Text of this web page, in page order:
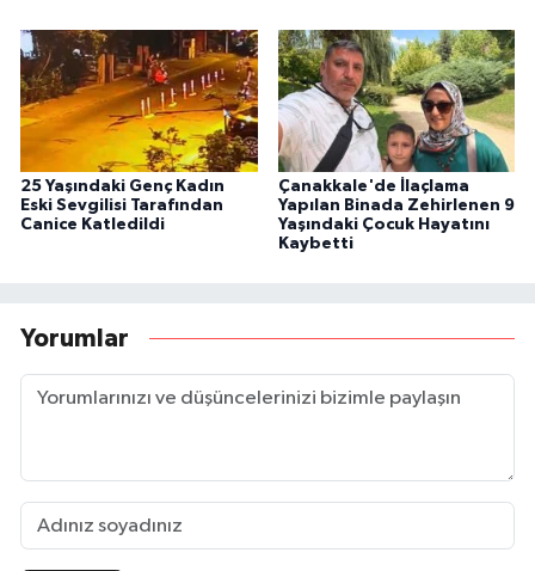
25 Yaşındaki Genç Kadın
Eski Sevgilisi Tarafından
Canice Katledildi
Çanakkale'de İlaçlama
Yapılan Binada Zehirlenen 9
Yaşındaki Çocuk Hayatını
Kaybetti
Yorumlar